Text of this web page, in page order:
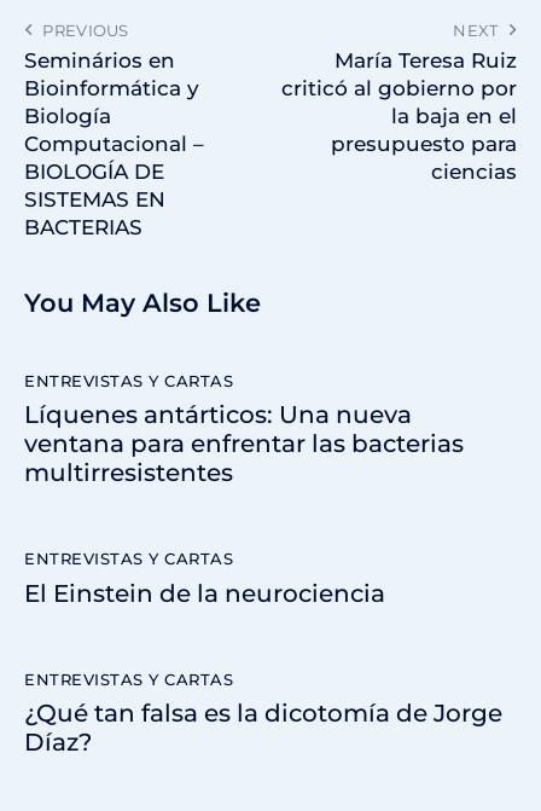
PREVIOUS
Seminários en
Bioinformática y
Biología
Computacional –
BIOLOGÍA DE
SISTEMAS EN
BACTERIAS
NEXT
María Teresa Ruiz
criticó al gobierno por
la baja en el
presupuesto para
ciencias
You May Also Like
ENTREVISTAS Y CARTAS
Líquenes antárticos: Una nueva
ventana para enfrentar las bacterias
multirresistentes
ENTREVISTAS Y CARTAS
El Einstein de la neurociencia
ENTREVISTAS Y CARTAS
¿Qué tan falsa es la dicotomía de Jorge
Díaz?